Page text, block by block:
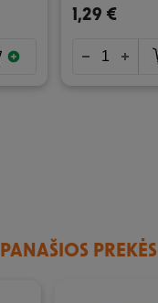
1,29 €
PANAŠIOS PREKĖS